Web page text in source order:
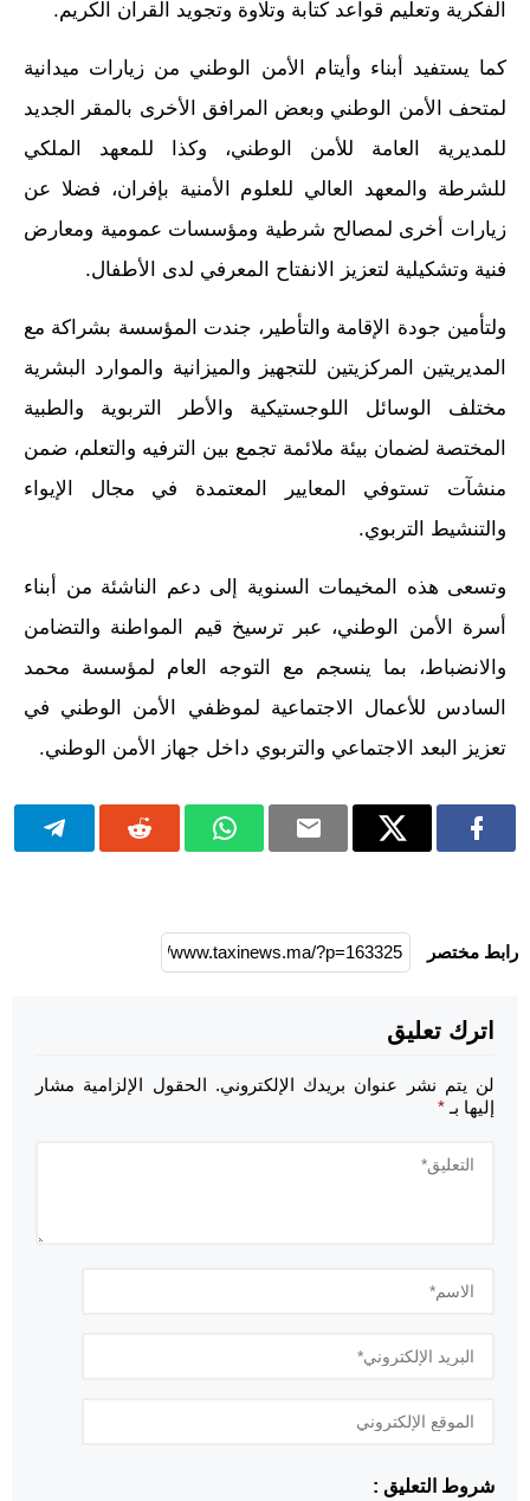
الفكرية وتعليم قواعد كتابة وتلاوة وتجويد القرآن الكريم.
كما يستفيد أبناء وأيتام الأمن الوطني من زيارات ميدانية
لمتحف الأمن الوطني وبعض المرافق الأخرى بالمقر الجديد
للمديرية العامة للأمن الوطني، وكذا للمعهد الملكي
للشرطة والمعهد العالي للعلوم الأمنية بإفران، فضلا عن
زيارات أخرى لمصالح شرطية ومؤسسات عمومية ومعارض
فنية وتشكيلية لتعزيز الانفتاح المعرفي لدى الأطفال.
ولتأمين جودة الإقامة والتأطير، جندت المؤسسة بشراكة مع
المديريتين المركزيتين للتجهيز والميزانية والموارد البشرية
مختلف الوسائل اللوجستيكية والأطر التربوية والطبية
المختصة لضمان بيئة ملائمة تجمع بين الترفيه والتعلم، ضمن
منشآت تستوفي المعايير المعتمدة في مجال الإيواء
والتنشيط التربوي.
وتسعى هذه المخيمات السنوية إلى دعم الناشئة من أبناء
أسرة الأمن الوطني، عبر ترسيخ قيم المواطنة والتضامن
والانضباط، بما ينسجم مع التوجه العام لمؤسسة محمد
السادس للأعمال الاجتماعية لموظفي الأمن الوطني في
تعزيز البعد الاجتماعي والتربوي داخل جهاز الأمن الوطني.
رابط مختصر
اترك تعليق
لن يتم نشر عنوان بريدك الإلكتروني. الحقول الإلزامية مشار
إليها بـ *
شروط التعليق :